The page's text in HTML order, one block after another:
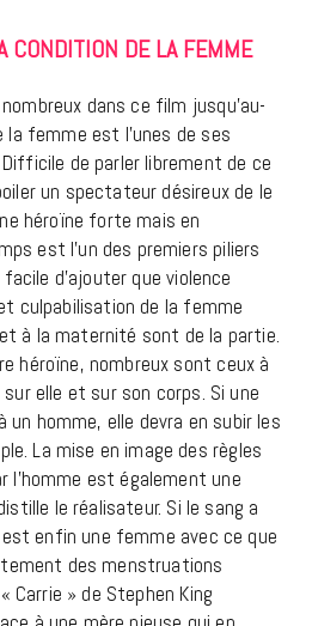
CONDITION DE LA FEMME
dans ce film jusqu’au-
femme est l’unes de ses
de parler librement de ce
un spectateur désireux de le
héroïne forte mais en
est l’un des premiers piliers
d’ajouter que violence
culpabilisation de la femme
à la maternité sont de la partie.
héroïne, nombreux sont ceux à
elle et sur son corps. Si une
homme, elle devra en subir les
La mise en image des règles
est également une
le réalisateur. Si le sang a
enfin une femme avec ce que
des menstruations
Carrie » de Stephen King